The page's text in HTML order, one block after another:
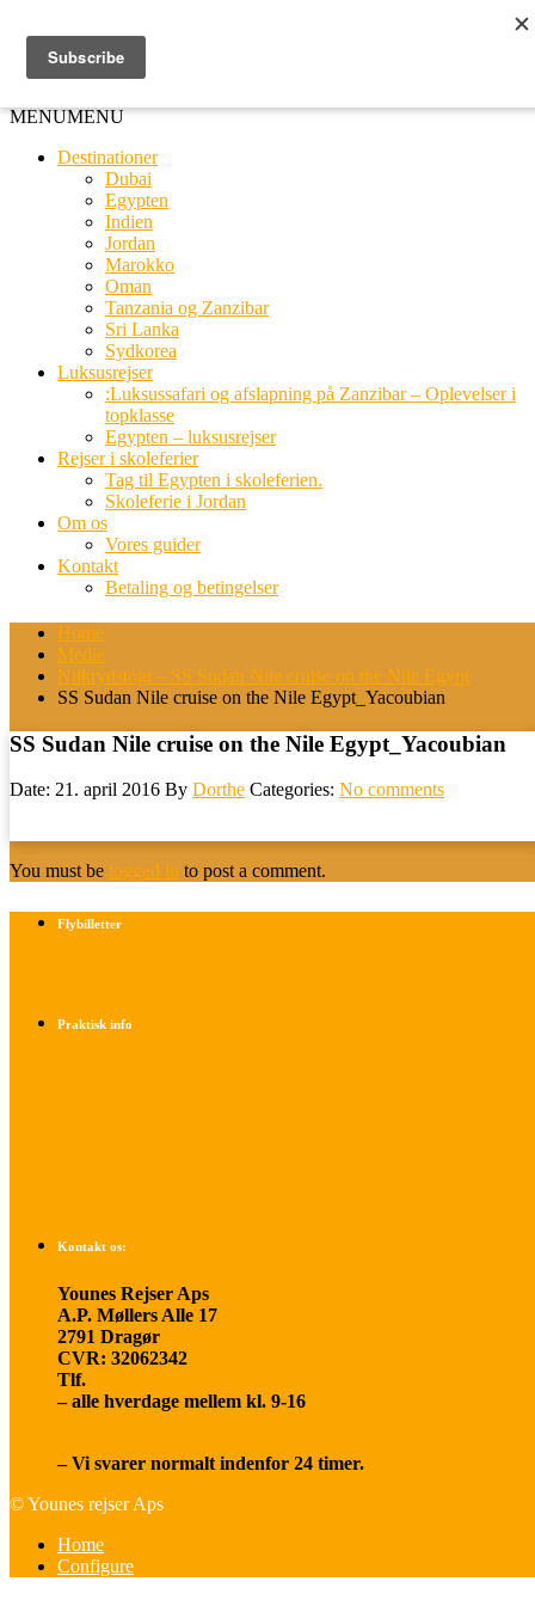
MENUMENU
Destinationer
Dubai
Egypten
Indien
Jordan
Marokko
Oman
Tanzania og Zanzibar
Sri Lanka
Sydkorea
Luksusrejser
:Luksussafari og afslapning på Zanzibar – Oplevelser i
topklasse
Egypten – luksusrejser
Rejser i skoleferier
Tag til Egypten i skoleferien.
Skoleferie i Jordan
Om os
Vores guider
Kontakt
Betaling og betingelser
Home
Medie
Nilkrydstogt – SS Sudan Nile cruise on the Nile Egypt
SS Sudan Nile cruise on the Nile Egypt_Yacoubian
SS Sudan Nile cruise on the Nile Egypt_Yacoubian
Date: 21. april 2016 By Dorthe Categories: No comments
You must be logged in to post a comment.
Flybilletter
Praktisk info
Kontakt os:
Younes Rejser Aps
A.P. Møllers Alle 17
2791 Dragør
CVR: 32062342
Tlf.
– alle hverdage mellem kl. 9-16
– Vi svarer normalt indenfor 24 timer.
© Younes rejser Aps
Home
Configure